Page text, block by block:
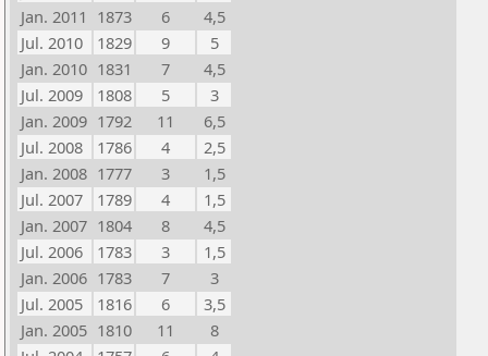
Jan. 2011 1873 6
4,5
Jul. 2010
1829 9
5
Jan. 2010 1831 7
4,5
Jul. 2009
1808 5
3
Jan. 2009 1792 11
6,5
Jul. 2008
1786 4
2,5
Jan. 2008 1777 3
1,5
Jul. 2007
1789 4
1,5
Jan. 2007 1804 8
4,5
Jul. 2006
1783 3
1,5
Jan. 2006 1783 7
3
Jul. 2005
1816 6
3,5
Jan. 2005 1810 11
8